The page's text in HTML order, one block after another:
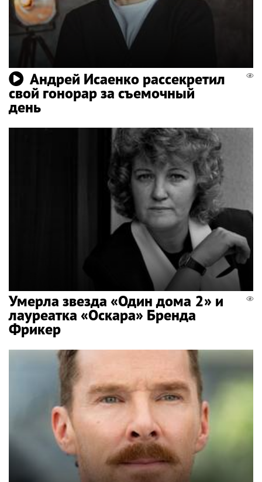
Андрей Исаенко рассекретил
свой гонорар за съемочный
день
Умерла звезда «Один дома 2» и
лауреатка «Оскара» Бренда
Фрикер